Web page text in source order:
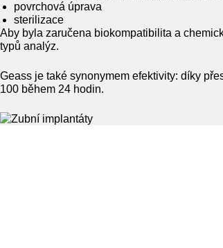
povrchová úprava
sterilizace
Aby byla zaručena biokompatibilita a
typů analýz.
Geass je také synonymem efektivity: díky
100 během 24 hodin.